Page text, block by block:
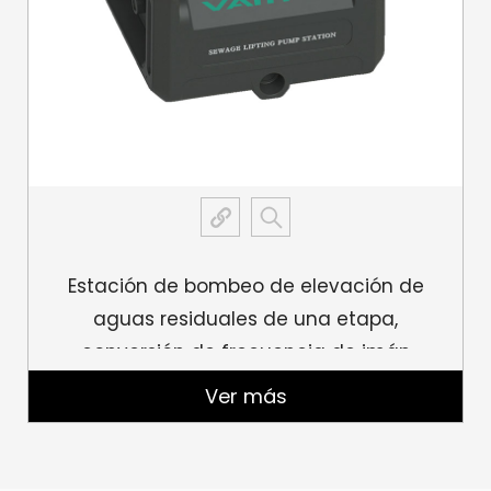
en entornos comerciales e industriales.
Versatilidad: La bomba VPSA es versátil y adecuada
para una amplia gama de aplicaciones, desde
en una valiosa adición a cualquier sistema que
requiera una gestión de fluidos eficiente y confiable.
Bajos requisitos de mantenimiento: gracias a su
motor de imán permanente y su diseño sin
escobillas, la bomba VPSA requiere menos
mantenimiento. La ausencia de escobillas y
conmutadores significa que hay menos piezas
Estación de bombeo de elevación de
aguas residuales de una etapa,
conversión de frecuencia de imán
permanente, VD-B60L
Ver más